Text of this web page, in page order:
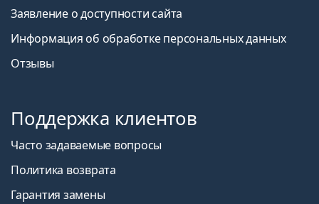
Заявление о доступности сайта
Информация об обработке персональных данных
Отзывы
Поддержка клиентов
Часто задаваемые вопросы
Политика возврата
Гарантия замены